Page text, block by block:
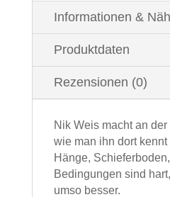
Informationen &
Produktdaten
Rezensionen (0)
Nik Weis macht an
wie man ihn dort
Hänge,
Bedingungen sind
umso besser.